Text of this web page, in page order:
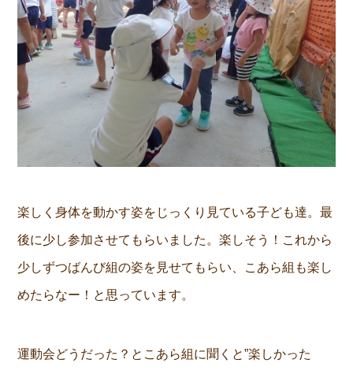
楽しく身体を動かす姿をじっくり見ている子ども達。最
後に少し参加させてもらいました。楽しそう！これから
少しずつばんび組の姿を見せてもらい、こあら組も楽し
めたらなー！と思っています。
運動会どうだった？とこあら組に聞くと”楽しかった